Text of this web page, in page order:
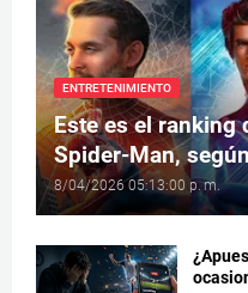
ENTRETENIMIENTO
Este es el ranking
Spider-Man,
8/04/2026 05:13:00 p. m.